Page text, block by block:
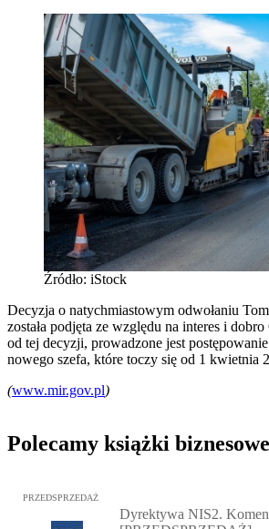
Źródło: iStock
Decyzja o natychmiastowym odwołaniu
została podjęta ze względu na interes i
od tej decyzji, prowadzone jest
nowego szefa, które toczy się od 1 kwietnia
(www.mir.gov.pl)
Polecamy książki biznesowe
Przejdź do: Dyrektywa NIS2. Komentarz
PRZEDSPRZEDAŻ
Dyrektywa NIS2.